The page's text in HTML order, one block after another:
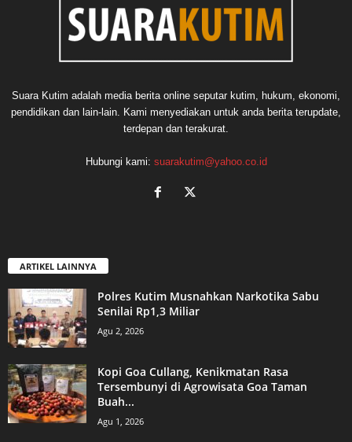
Suara Kutim adalah media berita online seputar kutim, hukum, ekonomi,
pendidikan dan lain-lain. Kami menyediakan untuk anda berita terupdate,
terdepan dan terakurat.
Hubungi kami: suarakutim@yahoo.co.id
ARTIKEL LAINNYA
Polres Kutim Musnahkan Narkotika Sabu
Senilai Rp1,3 Miliar
Agu 2, 2026
Kopi Goa Cullang, Kenikmatan Rasa
Tersembunyi di Agrowisata Goa Taman
Buah...
Agu 1, 2026